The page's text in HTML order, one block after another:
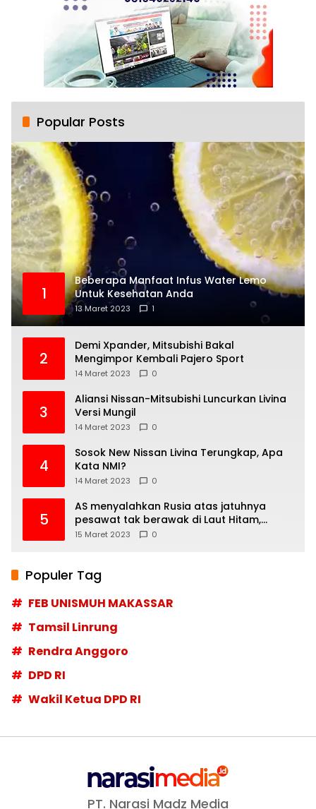
Popular Posts
1
Beberapa Manfaat Infus Water Lemo
Untuk Kesehatan Anda
13 Maret 2023 1
2
Demi Xpander, Mitsubishi Bakal
Mengimpor Kembali Pajero Sport
14 Maret 2023 0
3
Aliansi Nissan-Mitsubishi Luncurkan Livina
Versi Mungil
14 Maret 2023 0
4
Sosok New Nissan Livina Terungkap, Apa
Kata NMI?
14 Maret 2023 0
5
AS menyalahkan Rusia atas jatuhnya
pesawat tak berawak di Laut Hitam,
Moskow menyangkal
15 Maret 2023 0
Populer Tag
FEB UNISMUH MAKASSAR
Tamsil Linrung
Rendra Anggoro
DPD RI
Wakil Ketua DPD RI
PT. Narasi Madz Media